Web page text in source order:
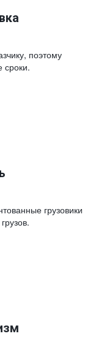
поэтому
сроки.
грузовики